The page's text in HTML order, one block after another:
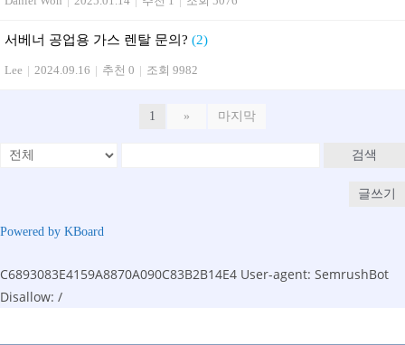
서베너 공업용 가스 렌탈 문의? (2)
Lee | 2024.09.16 | 추천 0 | 조회 9982
1 » 마지막
검색
글쓰기
Powered by KBoard
C6893083E4159A8870A090C83B2B14E4 User-agent: SemrushBot
Disallow: /
to